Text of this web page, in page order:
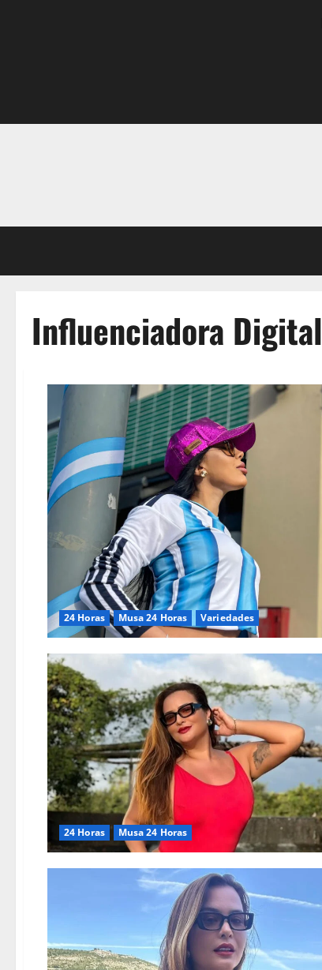
Influenciadora Digital
24 Horas Musa 24 Horas Variedades
24 Horas Musa 24 Horas